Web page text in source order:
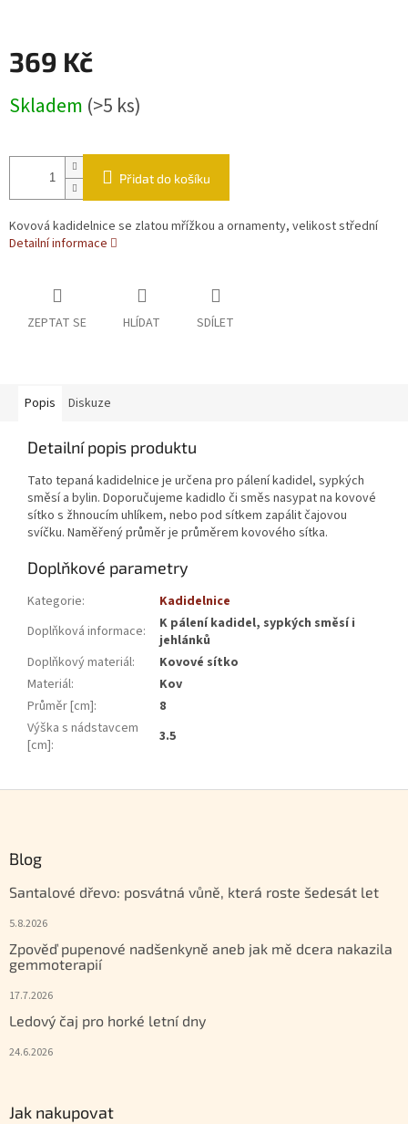
369 Kč
Skladem (>5 ks)
Přidat do košíku
Kovová kadidelnice se zlatou mřížkou a ornamenty, velikost střední
Detailní informace
ZEPTAT SE HLÍDAT SDÍLET
Popis Diskuze
Detailní popis produktu
Tato tepaná kadidelnice je určena pro pálení kadidel, sypkých
směsí a bylin. Doporučujeme kadidlo či směs nasypat na kovové
sítko s žhnoucím uhlíkem, nebo pod sítkem zapálit čajovou
svíčku. Naměřený průměr je průměrem kovového sítka.
Doplňkové parametry
Kategorie:
Kadidelnice
Doplňková informace:
K pálení kadidel, sypkých směsí i
jehlánků
Doplňkový materiál:
Kovové sítko
Materiál:
Kov
Průměr [cm]:
8
Výška s nádstavcem
[cm]: 3.5
Blog
Santalové dřevo: posvátná vůně, která roste šedesát let
5.8.2026
Zpověď pupenové nadšenkyně aneb jak mě dcera nakazila
gemmoterapií
17.7.2026
Ledový čaj pro horké letní dny
24.6.2026
Jak nakupovat